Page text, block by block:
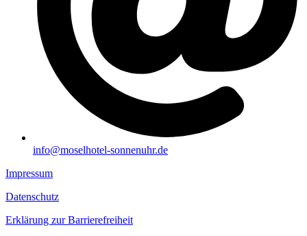
info@moselhotel-sonnenuhr.de
Impressum
Datenschutz
Erklärung zur Barrierefreiheit